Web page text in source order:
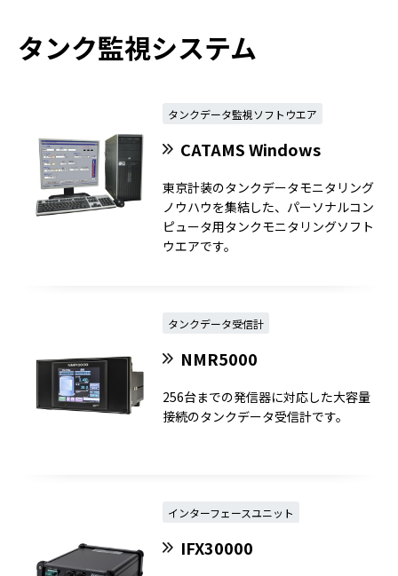
タンク監視システム
タンクデータ監視ソフトウエア
CATAMS Windows
東京計装のタンクデータモニタリング
ノウハウを集結した、パーソナルコン
ピュータ用タンクモニタリングソフト
ウエアです。
タンクデータ受信計
NMR5000
256台までの発信器に対応した大容量
接続のタンクデータ受信計です。
インターフェースユニット
IFX30000